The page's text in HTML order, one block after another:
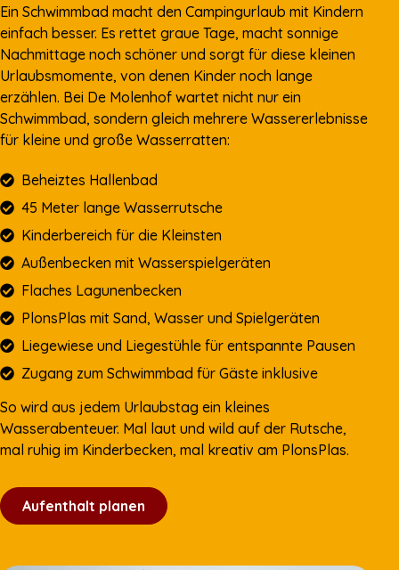
Ein Schwimmbad macht den Campingurlaub mit Kindern
einfach besser. Es rettet graue Tage, macht sonnige
Nachmittage noch schöner und sorgt für diese kleinen
Urlaubsmomente, von denen Kinder noch lange
erzählen. Bei De Molenhof wartet nicht nur ein
Schwimmbad, sondern gleich mehrere Wassererlebnisse
für kleine und große Wasserratten:
Beheiztes Hallenbad
45 Meter lange Wasserrutsche
Kinderbereich für die Kleinsten
Außenbecken mit Wasserspielgeräten
Flaches Lagunenbecken
PlonsPlas mit Sand, Wasser und Spielgeräten
Liegewiese und Liegestühle für entspannte Pausen
Zugang zum Schwimmbad für Gäste inklusive
So wird aus jedem Urlaubstag ein kleines
Wasserabenteuer. Mal laut und wild auf der Rutsche,
mal ruhig im Kinderbecken, mal kreativ am PlonsPlas.
Aufenthalt planen